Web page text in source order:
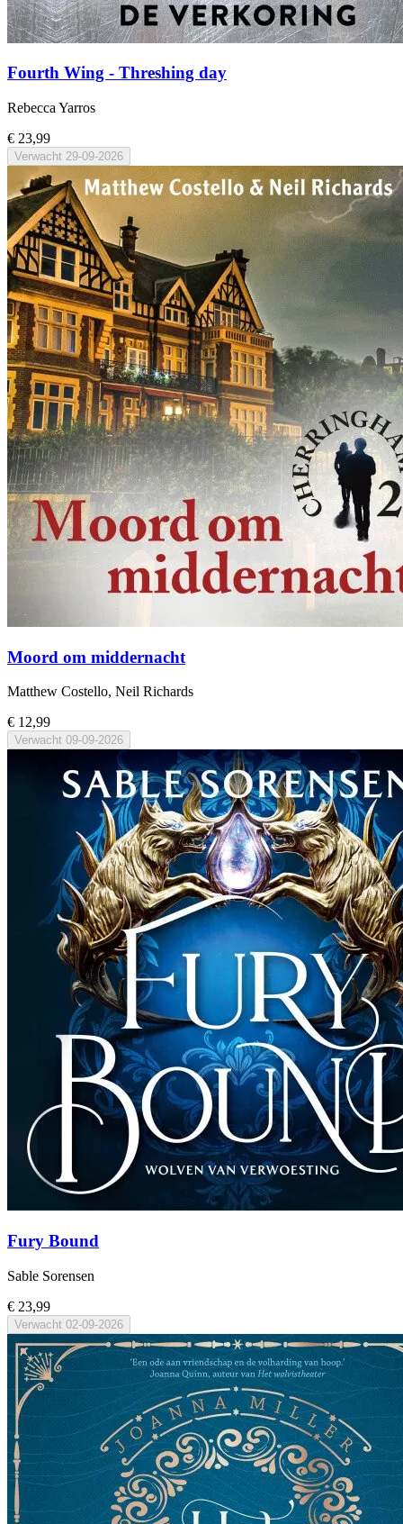
Fourth Wing - Threshing day
Rebecca Yarros
€ 23,99
Verwacht 29-09-2026
Moord om middernacht
Matthew Costello, Neil Richards
€ 12,99
Verwacht 09-09-2026
Fury Bound
Sable Sorensen
€ 23,99
Verwacht 02-09-2026